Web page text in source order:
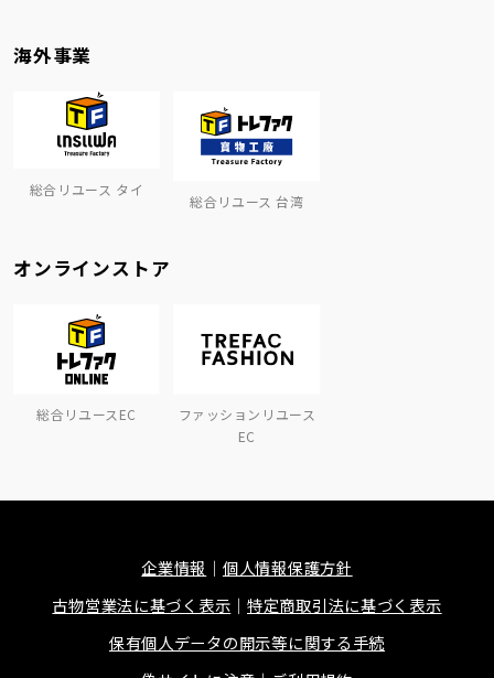
海外事業
総合リユース タイ
総合リユース 台湾
オンラインストア
総合リユースEC
ファッションリユース
EC
企業情報
個人情報保護方針
古物営業法に基づく表示
特定商取引法に基づく表示
保有個人データの開示等に関する手続